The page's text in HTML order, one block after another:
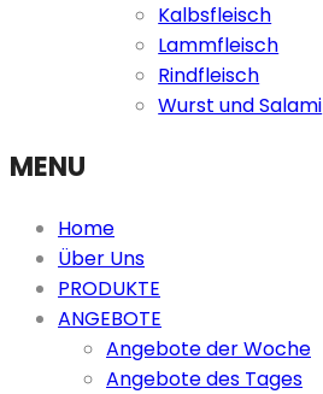
Kalbsfleisch
Lammfleisch
Rindfleisch
Wurst und Salami
MENU
Home
Über Uns
PRODUKTE
ANGEBOTE
Angebote der Woche
Angebote des Tages